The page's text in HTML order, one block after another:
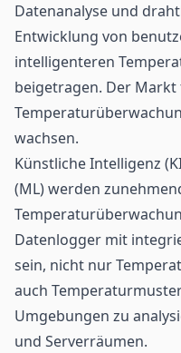
Datenanalyse und
Entwicklung von
intelligenteren
beigetragen. Der
wachsen.
Künstliche Intelligenz
(ML) werden
Datenlogger mit
sein, nicht nur
auch
Umgebungen zu
und Serverräumen.